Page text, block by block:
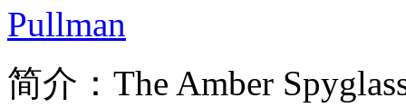
Pullman
简介： The Amber